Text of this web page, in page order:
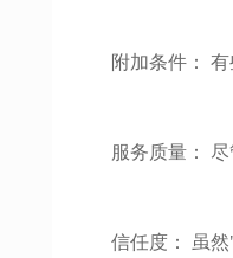
附加条件：
服务质量：
信任度： 虽